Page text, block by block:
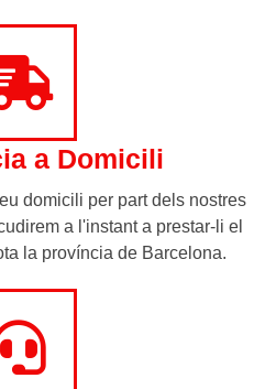
a Domicili
domicili per part dels nostres
a l'instant a prestar-li el
la província de Barcelona.